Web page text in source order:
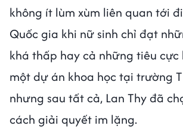
không ít lùm xùm liên quan tới
Quốc gia khi nữ sinh chỉ đạt
khá thấp hay cả những tiêu cực
một dự án khoa học tại trường
nhưng sau tất cả, Lan Thy đã
cách giải quyết im lặng.